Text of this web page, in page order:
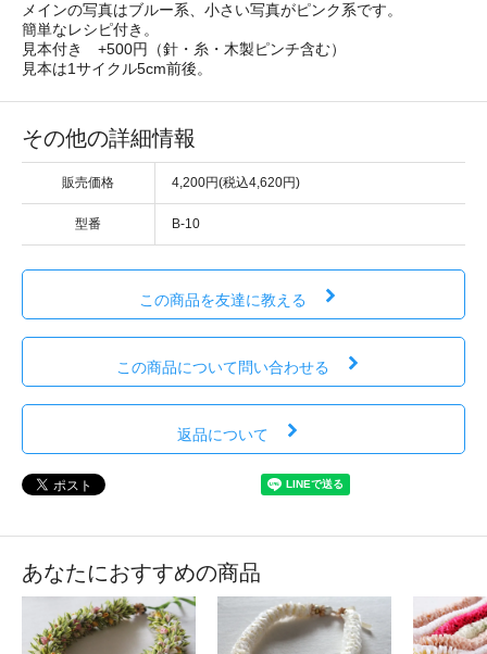
メインの写真はブルー系、小さい写真がピンク系です。
簡単なレシピ付き。
見本付き +500円（針・糸・木製ピンチ含む）
見本は1サイクル5cm前後。
その他の詳細情報
販売価格 4,200円(税込4,620円)
型番 B-10
この商品を友達に教える
この商品について問い合わせる
返品について
あなたにおすすめの商品